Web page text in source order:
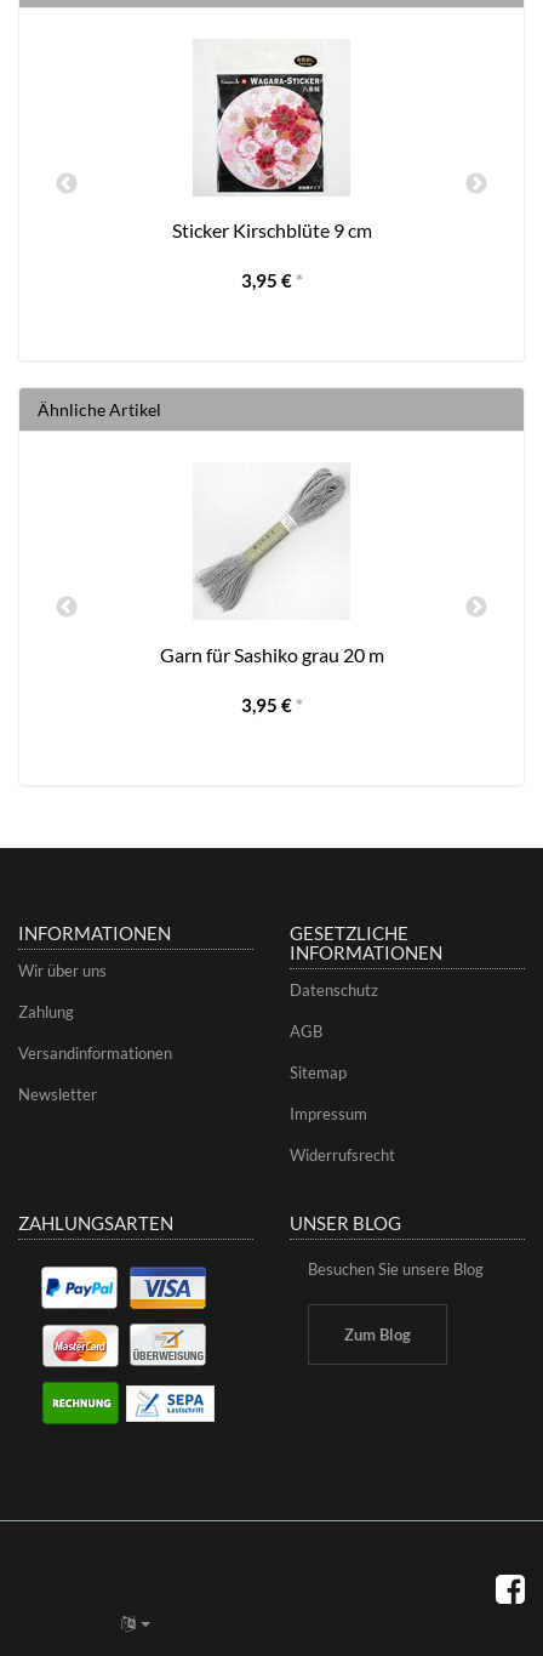
Sticker Kirschblüte 9 cm
3,95 € *
Ähnliche Artikel
Garn für Sashiko grau 20 m
3,95 € *
INFORMATIONEN
Wir über uns
Zahlung
Versandinformationen
Newsletter
GESETZLICHE
INFORMATIONEN
Datenschutz
AGB
Sitemap
Impressum
Widerrufsrecht
ZAHLUNGSARTEN UNSER BLOG
Besuchen Sie unsere Blog
Zum Blog